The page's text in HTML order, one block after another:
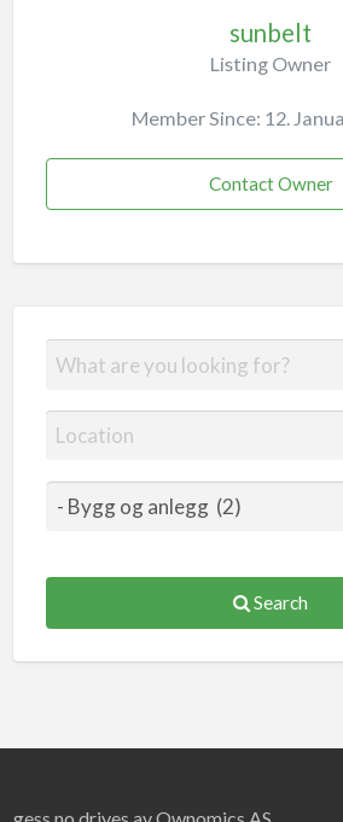
sunbelt
Listing Owner
Member Since: 12.
Contact Owner
Search